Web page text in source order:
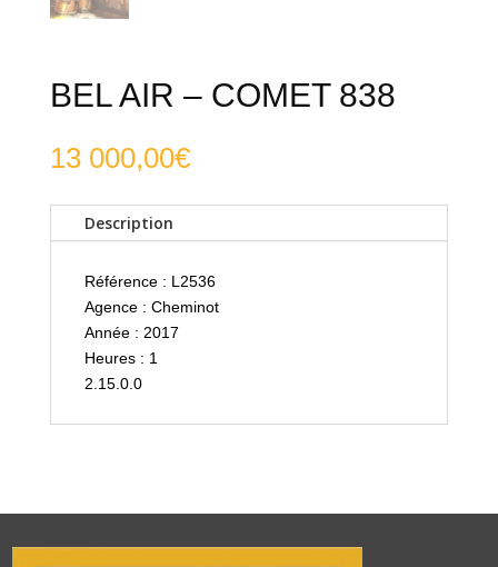
BEL AIR – COMET 838
13 000,00€
Description
Référence : L2536
Agence : Cheminot
Année : 2017
Heures : 1
2.15.0.0